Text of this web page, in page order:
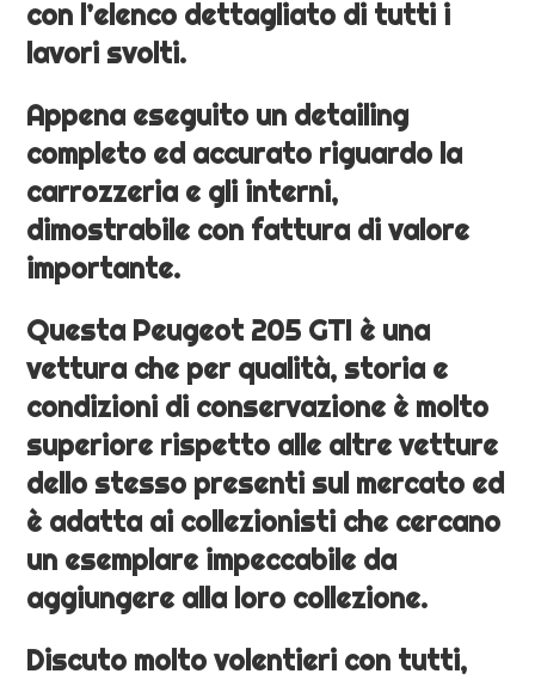
con l’elenco dettagliato di tutti i
lavori svolti.
Appena eseguito un detailing
completo ed accurato riguardo la
carrozzeria e gli interni,
dimostrabile con fattura di valore
importante.
Questa Peugeot 205 GTI è una
vettura che per qualità, storia e
condizioni di conservazione è molto
superiore rispetto alle altre vetture
dello stesso presenti sul mercato ed
è adatta ai collezionisti che cercano
un esemplare impeccabile da
aggiungere alla loro collezione.
Discuto molto volentieri con tutti,